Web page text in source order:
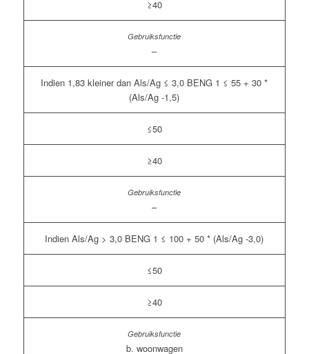
≥40
–
Indien 1,83 kleiner dan Als/Ag ≤ 3,0 BENG 1 ≤ 55 + 30 *
(Als/Ag -1,5)
≤50
≥40
–
Indien Als/Ag > 3,0 BENG 1 ≤ 100 + 50 * (Als/Ag -3,0)
≤50
≥40
b. woonwagen